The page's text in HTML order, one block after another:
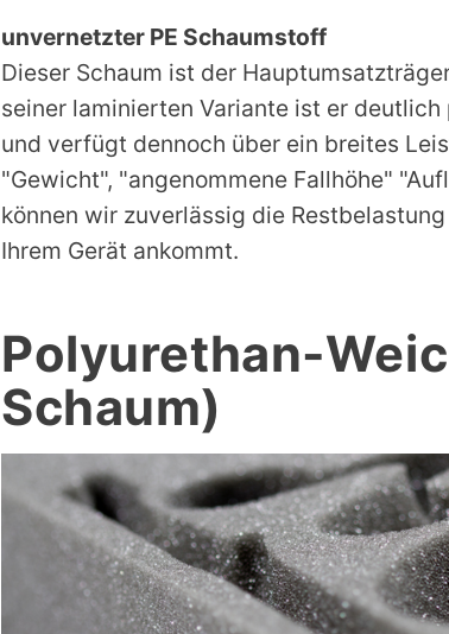
unvernetzter PE Schaumstoff
Dieser Schaum ist der
seiner laminierten Variante ist er
und verfügt dennoch über ein breites
"Gewicht", "angenommene Fallhöhe"
können wir zuverlässig die
Ihrem Gerät ankommt.
Polyurethan-
Schaum)